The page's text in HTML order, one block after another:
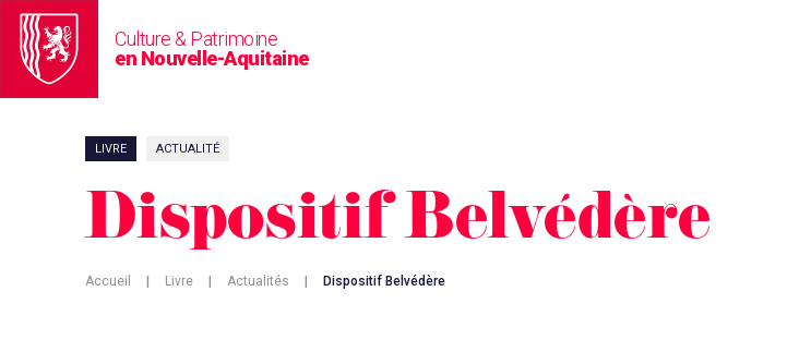
Culture & Patrimoine
en Nouvelle-Aquitaine
LIVRE ACTUALITÉ
Dispositif Belvédère
Accueil Livre Actualités Dispositif Belvédère